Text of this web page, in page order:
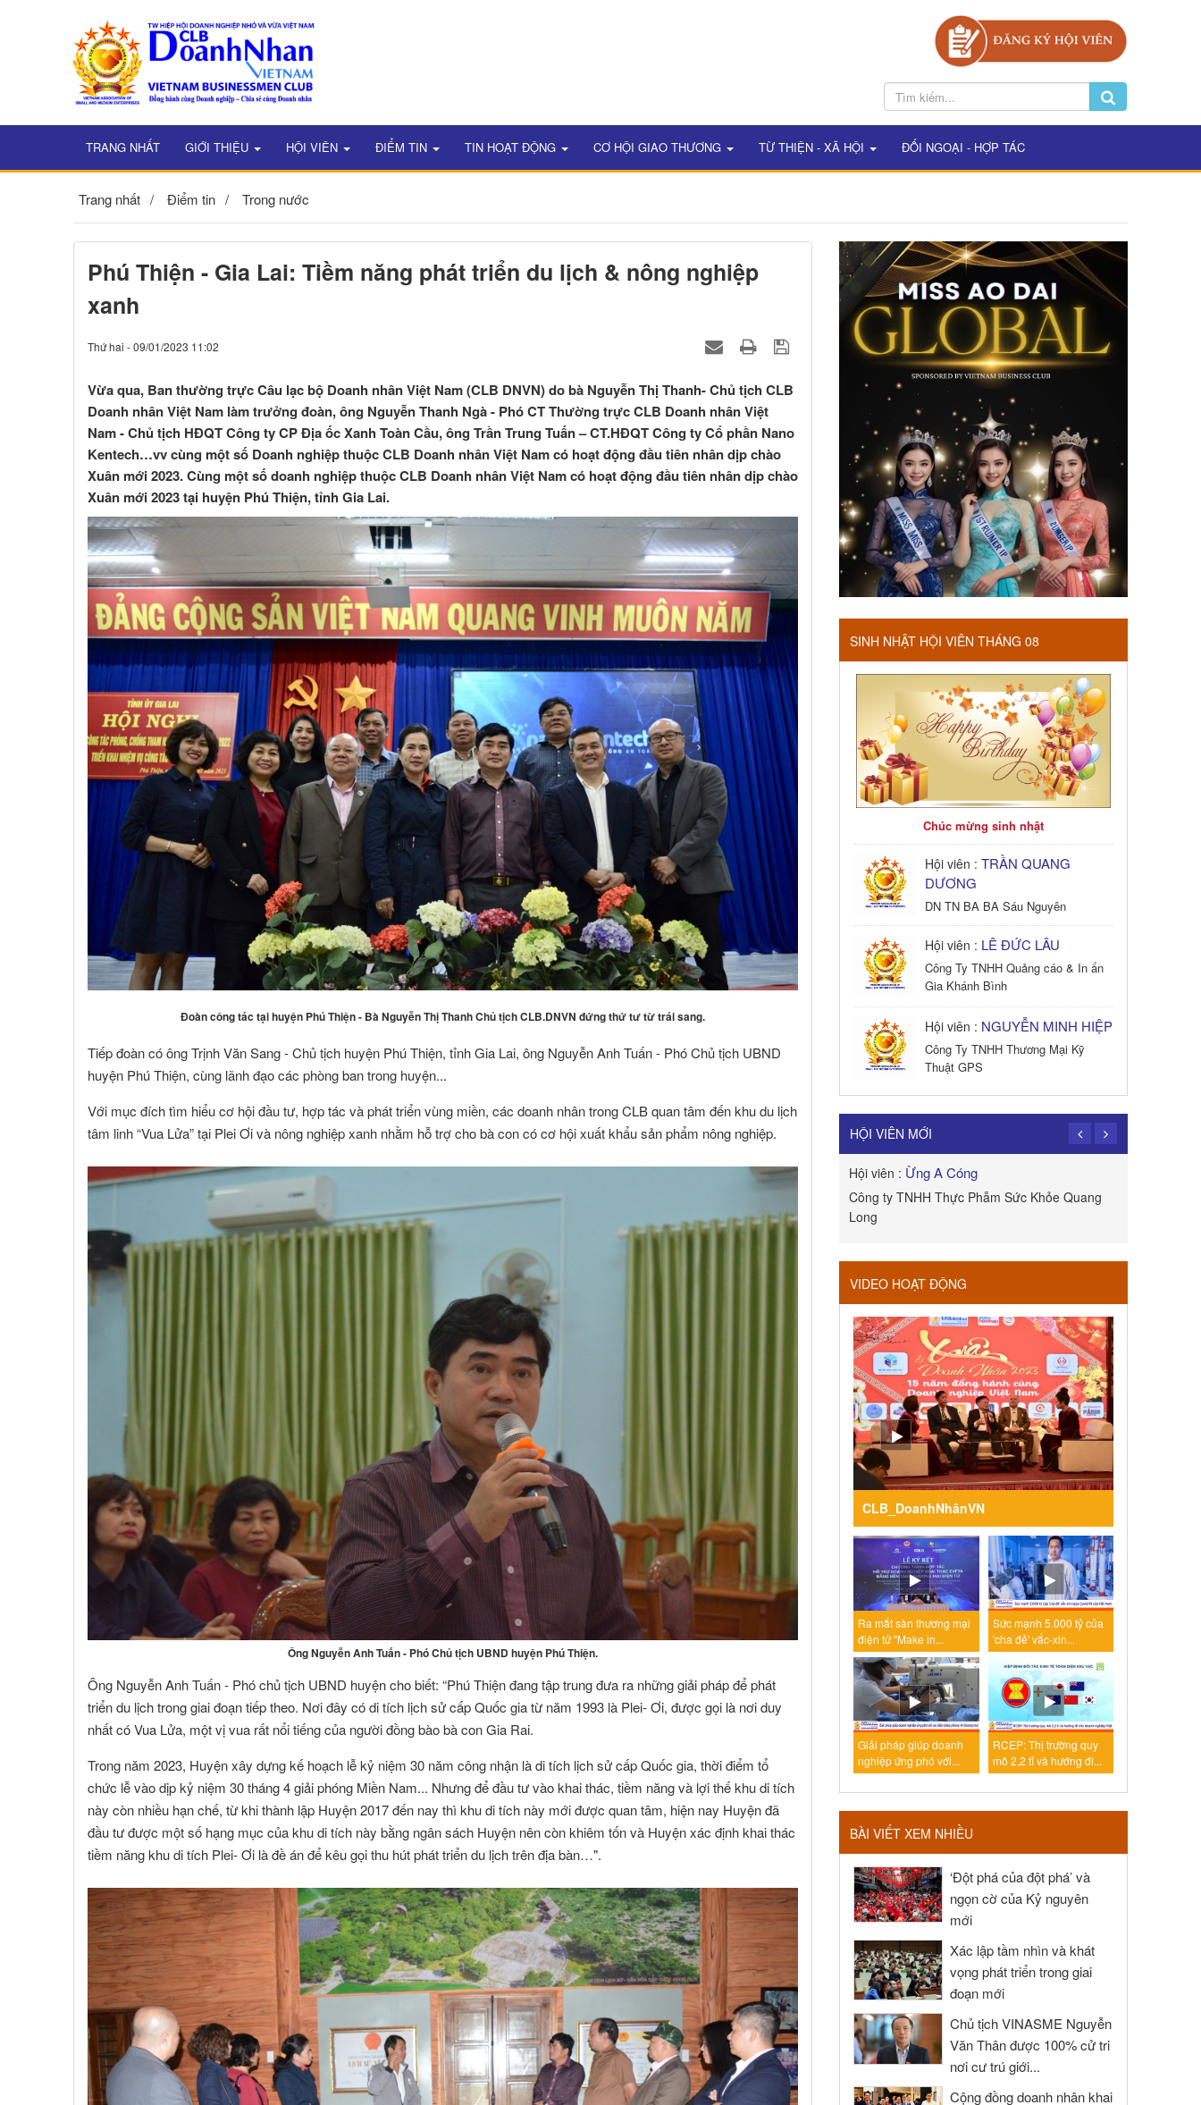
TRANG NHẤT GIỚI THIỆU HỘI VIÊN ĐIỂM TIN TIN HOẠT ĐỘNG CƠ HỘI GIAO THƯƠNG TỪ THIỆN - XÃ HỘI ĐỐI NGOẠI - HỢP TÁC
Trang nhất Điểm tin Trong nước
Phú Thiện - Gia Lai: Tiềm năng phát triển du lịch & nông nghiệp
xanh
Thứ hai - 09/01/2023 11:02
Vừa qua, Ban thường trực Câu lạc bộ Doanh nhân Việt Nam (CLB DNVN) do bà Nguyễn Thị Thanh- Chủ tịch CLB
Doanh nhân Việt Nam làm trưởng đoàn, ông Nguyễn Thanh Ngà - Phó CT Thường trực CLB Doanh nhân Việt
Nam - Chủ tịch HĐQT Công ty CP Địa ốc Xanh Toàn Cầu, ông Trần Trung Tuấn – CT.HĐQT Công ty Cổ phần Nano
Kentech…vv cùng một số Doanh nghiệp thuộc CLB Doanh nhân Việt Nam có hoạt động đầu tiên nhân dịp chào
Xuân mới 2023. Cùng một số doanh nghiệp thuộc CLB Doanh nhân Việt Nam có hoạt động đầu tiên nhân dịp chào
Xuân mới 2023 tại huyện Phú Thiện, tỉnh Gia Lai.
Đoàn công tác tại huyện Phú Thiện - Bà Nguyễn Thị Thanh Chủ tịch CLB.DNVN đứng thứ tư từ trái sang.
Tiếp đoàn có ông Trịnh Văn Sang - Chủ tịch huyện Phú Thiện, tỉnh Gia Lai, ông Nguyễn Anh Tuấn - Phó Chủ tịch UBND
huyện Phú Thiện, cùng lãnh đạo các phòng ban trong huyện...
Với mục đích tìm hiểu cơ hội đầu tư, hợp tác và phát triển vùng miền, các doanh nhân trong CLB quan tâm đến khu du lịch
tâm linh “Vua Lửa” tại Plei Ơi và nông nghiệp xanh nhằm hỗ trợ cho bà con có cơ hội xuất khẩu sản phẩm nông nghiệp.
Ông Nguyễn Anh Tuấn - Phó Chủ tịch UBND huyện Phú Thiện.
Ông Nguyễn Anh Tuấn - Phó chủ tịch UBND huyện cho biết: “Phú Thiện đang tập trung đưa ra những giải pháp để phát
triển du lịch trong giai đoạn tiếp theo. Nơi đây có di tích lịch sử cấp Quốc gia từ năm 1993 là Plei- Ơi, được gọi là nơi duy
nhất có Vua Lửa, một vị vua rất nổi tiếng của người đồng bào bà con Gia Rai.
Trong năm 2023, Huyện xây dựng kế hoạch lễ kỷ niệm 30 năm công nhận là di tích lịch sử cấp Quốc gia, thời điểm tổ
chức lễ vào dịp kỷ niệm 30 tháng 4 giải phóng Miền Nam... Nhưng để đầu tư vào khai thác, tiềm năng và lợi thế khu di tích
này còn nhiều hạn chế, từ khi thành lập Huyện 2017 đến nay thì khu di tích này mới được quan tâm, hiện nay Huyện đã
đầu tư được một số hạng mục của khu di tích này bằng ngân sách Huyện nên còn khiêm tốn và Huyện xác định khai thác
tiềm năng khu di tích Plei- Ơi là đề án để kêu gọi thu hút phát triển du lịch trên địa bàn…".
SINH NHẬT HỘI VIÊN THÁNG 08
Chúc mừng sinh nhật
Hội viên :TRẦN QUANG
DƯƠNG
DN TN BA BA Sáu Nguyên
Hội viên : LÊ ĐỨC LÂU
Công Ty TNHH Quảng cáo & In ấn
Gia Khánh Bình
Hội viên : NGUYỄN MINH HIỆP
Công Ty TNHH Thương Mại Kỹ
Thuật GPS
PHONG
Công Ty TNHH Dịch vụ Cuộc Sống
Hạnh Phúc
HỘI VIÊN MỚI
NGUYỄN MINH CHÁNH
Ty TNHH MTV Nhà Đất Cần Thơ 9999
Hội viên :TRƯƠNG CÔNG VŨ
Công Ty Cổ Phần Công Nghệ Năng Lượng
Toàn Cầu
Đặng Thị Như Ý
Công ty TNHH Thương Mại và Dịch Vụ AB&W
Hội viên : Ừng A Cóng
Công ty TNHH Thực Phẫm Sức Khỏe Quang
Long
VIDEO HOẠT ĐỘNG
CLB_DoanhNhânVN
Ra mắt sàn thương mại
điện tử "Make in...
Sức mạnh 5.000 tỷ của
'cha đẻ' vắc-xin...
Giải pháp giúp doanh
nghiệp ứng phó với...
RCEP: Thị trường quy
mô 2,2 tỉ và hướng đi...
BÀI VIẾT XEM NHIỀU
‘Đột phá của đột phá’ và
ngọn cờ của Kỷ nguyên
mới
Xác lập tầm nhìn và khát
vọng phát triển trong giai
đoạn mới
Chủ tịch VINASME Nguyễn
Văn Thân được 100% cử tri
nơi cư trú giới...
Cộng đồng doanh nhân khai